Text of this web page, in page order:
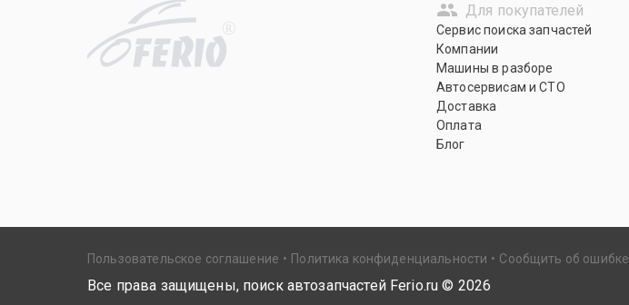
R
Для покупателей
Сервис поиска запчастей
Компании
Машины в разборе
Автосервисам и СТО
Доставка
Оплата
Блог
Пользовательское соглашение Политика конфиденциальности Сообщить об ошибке
Все права защищены, поиск автозапчастей Ferio.ru © 2026